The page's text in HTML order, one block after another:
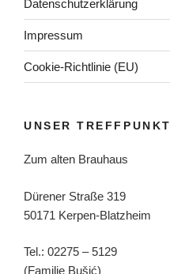
Datenschutzerklärung
Impressum
Cookie-Richtlinie (EU)
UNSER TREFFPUNKT
Zum alten Brauhaus
Dürener Straße 319
50171 Kerpen-Blatzheim
Tel.: 02275 – 5129
(Familie Bušić)